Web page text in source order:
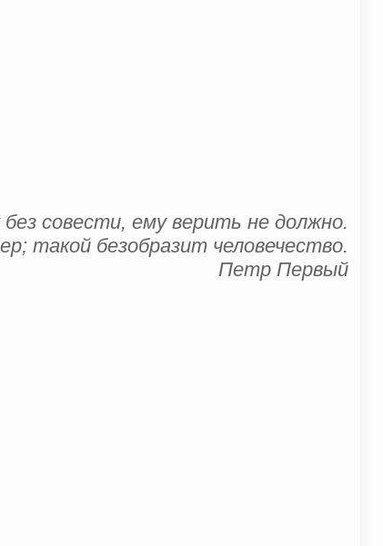
совести, ему верить не должно.
такой безобразит человечество.
Петр Первый